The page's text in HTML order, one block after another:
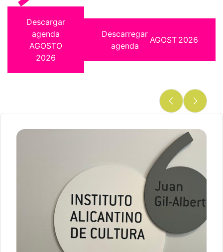
Descargar
agenda
AGOSTO
2026
Descarregar
agenda
AGOST 2026